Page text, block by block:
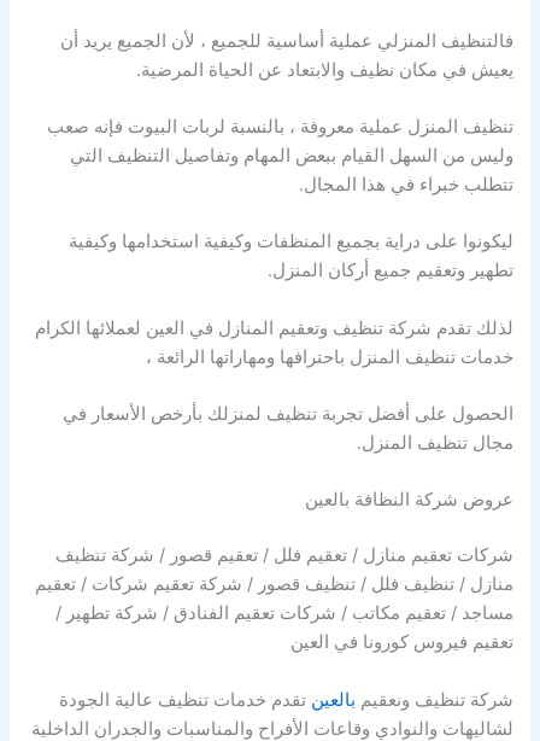
فالتنظيف المنزلي عملية أساسية للجميع ، لأن الجميع يريد أن
يعيش في مكان نظيف والابتعاد عن الحياة المرضية.
تنظيف المنزل عملية معروفة ، بالنسبة لربات البيوت فإنه صعب
وليس من السهل القيام ببعض المهام وتفاصيل التنظيف التي
تتطلب خبراء في هذا المجال.
ليكونوا على دراية بجميع المنظفات وكيفية استخدامها وكيفية
تطهير وتعقيم جميع أركان المنزل.
لذلك تقدم شركة تنظيف وتعقيم المنازل في العين لعملائها الكرام
خدمات تنظيف المنزل باحترافها ومهاراتها الرائعة ،
الحصول على أفضل تجربة تنظيف لمنزلك بأرخص الأسعار في
مجال تنظيف المنزل.
عروض شركة النظافة بالعين
شركات تعقيم منازل / تعقيم فلل / تعقيم قصور / شركة تنظيف
منازل / تنظيف فلل / تنظيف قصور / شركة تعقيم شركات / تعقيم
مساجد / تعقيم مكاتب / شركات تعقيم الفنادق / شركة تطهير /
تعقيم فيروس كورونا في العين
شركة تنظيف ونعقيم بالعينتقدم خدمات تنظيف عالية الجودة
لشاليهات والنوادي وقاعات الأفراح والمناسبات والجدران الداخلية